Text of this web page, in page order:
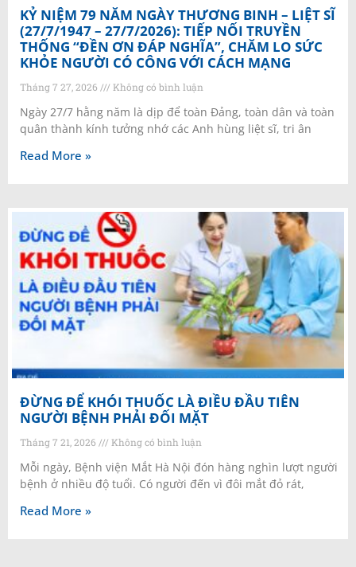
KỶ NIỆM 79 NĂM NGÀY THƯƠNG BINH – LIỆT SĨ
(27/7/1947 – 27/7/2026): TIẾP NỐI TRUYỀN
THỐNG “ĐỀN ƠN ĐÁP NGHĨA”, CHĂM LO SỨC
KHỎE NGƯỜI CÓ CÔNG VỚI CÁCH MẠNG
Tháng 7 27, 2026 Không có bình luận
Ngày 27/7 hằng năm là dịp để toàn Đảng, toàn dân và toàn
quân thành kính tưởng nhớ các Anh hùng liệt sĩ, tri ân
Read More »
ĐỪNG ĐỂ KHÓI THUỐC LÀ ĐIỀU ĐẦU TIÊN
NGƯỜI BỆNH PHẢI ĐỐI MẶT
Tháng 7 21, 2026 Không có bình luận
Mỗi ngày, Bệnh viện Mắt Hà Nội đón hàng nghìn lượt người
bệnh ở nhiều độ tuổi. Có người đến vì đôi mắt đỏ rát,
Read More »